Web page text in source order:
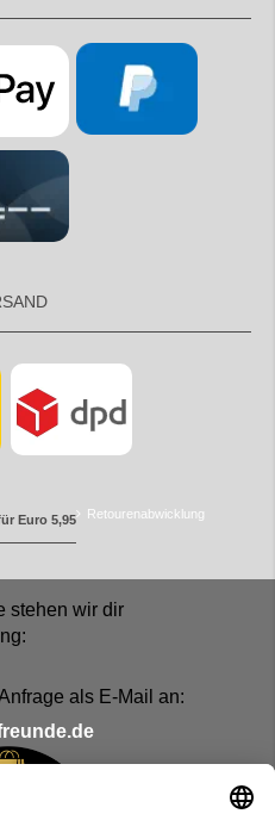
Euro 5,95 Retourenabwicklung
stehen wir dir
als E-Mail an: